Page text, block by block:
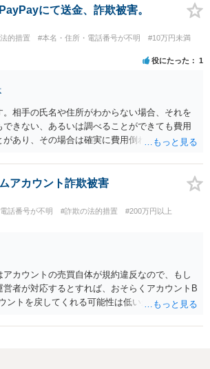
にて送金、詐欺被害。
的措置 #本名・住所・電話番号が不明
#10万円未満
役にたった 1
相手の氏名や住所がわからない場合、それを
きない、あるいは調べることができても費用
あり、その場合は確実に費用倒れになりそう
アカウント詐欺被害
話番号が不明 #詐欺の法的措置 #200万円以上
カウントの売買自体が規約違反なので、もし
営者が対応するとすれば、おそらくアカウントB
ントを戻してくれる可能性は低いかもしれませ
ります。RMTが許されているゲーム（海外の
が…